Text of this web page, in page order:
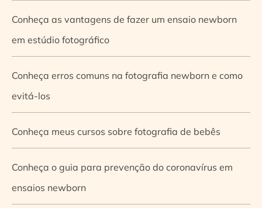
Conheça as vantagens de fazer um ensaio newborn
em estúdio fotográfico
Conheça erros comuns na fotografia newborn e como
evitá-los
Conheça meus cursos sobre fotografia de bebês
Conheça o guia para prevenção do coronavírus em
ensaios newborn